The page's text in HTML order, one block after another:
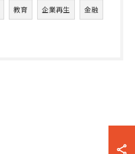
教育 企業再生 金融